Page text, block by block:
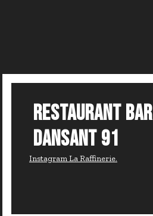
RESTAURANT BAR
DANSANT 91
Instagram La Raffinerie.